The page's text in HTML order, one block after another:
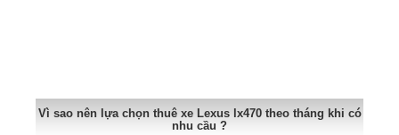
Vì sao nên lựa chọn thuê xe Lexus lx470 theo tháng khi có
nhu cầu ?